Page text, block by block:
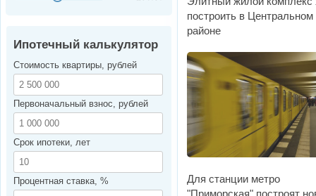
построить в Центральном
районе
Для станции метро
"Приморская" построят
Ипотечный калькулятор
Стоимость квартиры, рублей
Первоначальный взнос, рублей
Срок ипотеки, лет
Процентная ставка, %